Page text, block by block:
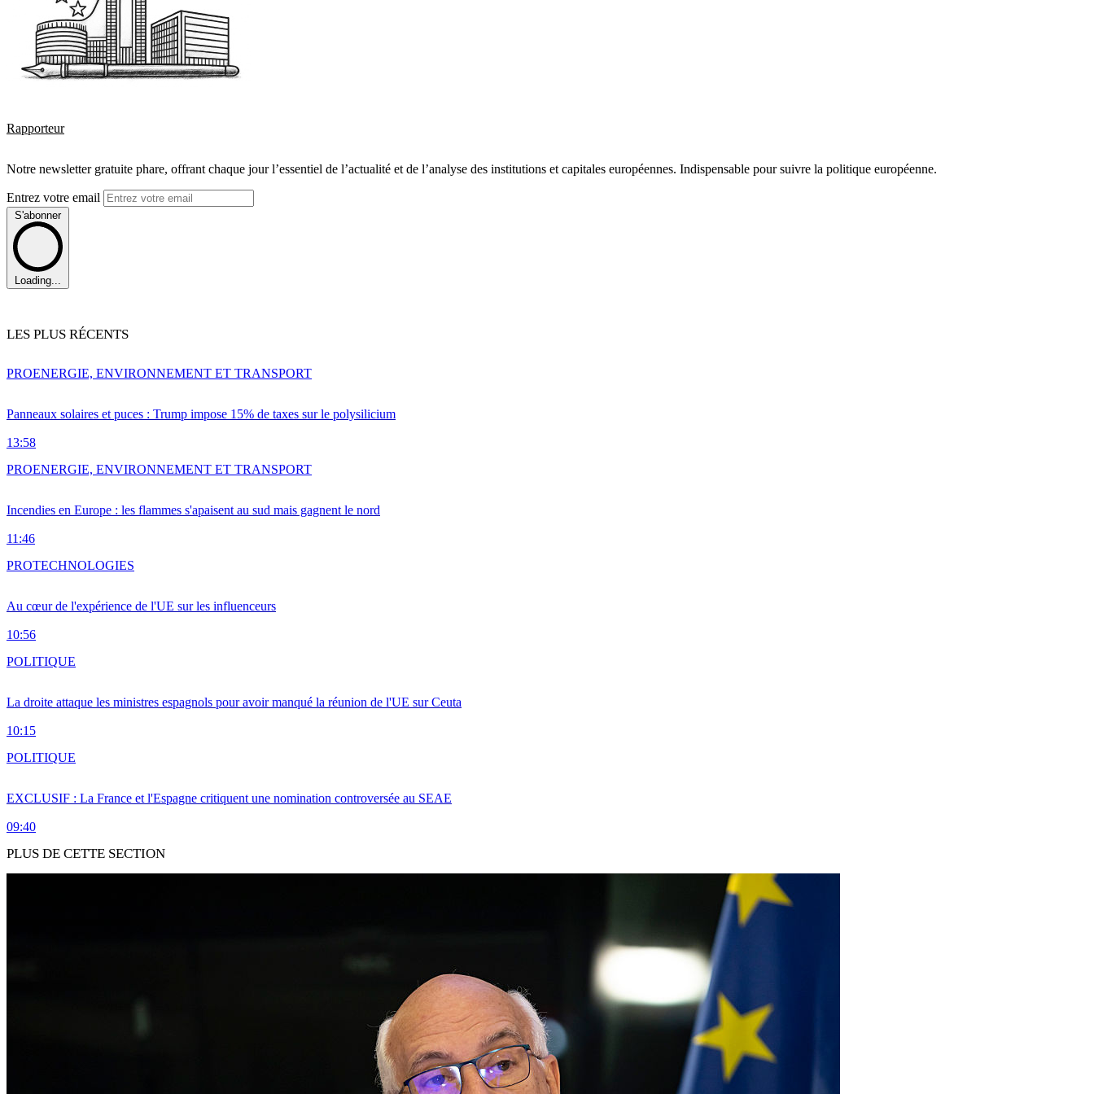
Rapporteur
Notre newsletter gratuite phare, offrant chaque jour l’essentiel de l’actualité et de l’analyse des institutions et capitales européennes. Indispensable pour suivre la politique européenne.
Entrez votre email
S'abonner
Loading...
LES PLUS RÉCENTS
Panneaux solaires et puces : Trump impose 15% de taxes sur le polysilicium
13:58
PROENERGIE, ENVIRONNEMENT ET TRANSPORT
Incendies en Europe : les flammes s'apaisent au sud mais gagnent le nord
11:46
PROENERGIE, ENVIRONNEMENT ET TRANSPORT
Au cœur de l'expérience de l'UE sur les influenceurs
10:56
PROTECHNOLOGIES
La droite attaque les ministres espagnols pour avoir manqué la réunion de l'UE sur Ceuta
10:15
POLITIQUE
EXCLUSIF : La France et l'Espagne critiquent une nomination controversée au SEAE
09:40
POLITIQUE
PLUS DE CETTE SECTION